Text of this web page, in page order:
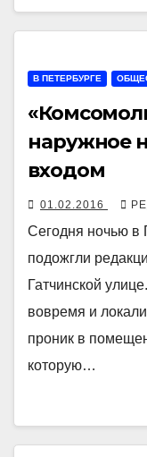
В ПЕТЕРБУРГЕ
наружное
входом
01.02.2016
Сегодня ночью в
подожгли
Гатчинской
вовремя и
проник в
которую…